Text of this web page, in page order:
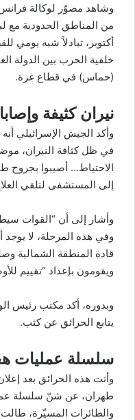
وشاهد مصوّر لوكالة
من المناطق الحدودية مع
أكتوبر، تبادلاً شبه يومي
خلفية الحرب بين الدولة
(حماس) في قطاع غزة.
نيران كثيفة
وأكد الجيش الإسرائيلي
في ظل كثافة النيران،
الاحتياط… أصيبوا بجروح
إلى المستشفى لتلقي
وأشار إلى أن “القوات
وفي هذه المرحلة، لا
قادة المنطقة الشمالية
ويقومون بإعداد “تقييم
وبدوره، أكد مكتب رئيس
يتابع الحرائق عن كثب.
سلسلة عمليات
وأتت هذه الحرائق بعد
طهران، عن شنّ سلسلة
والطائرات المسيّرة،